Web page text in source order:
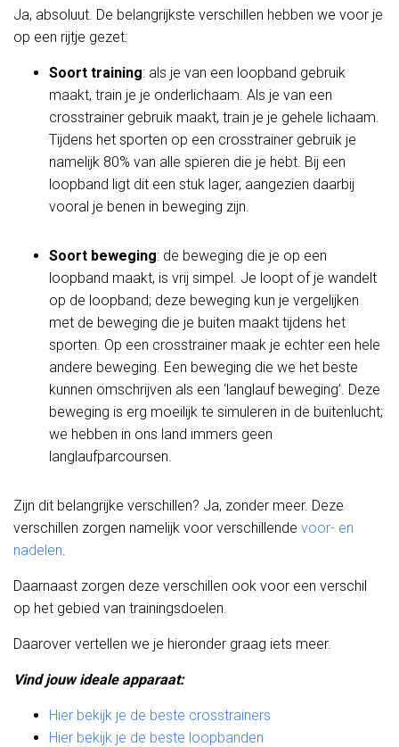
Ja, absoluut. De belangrijkste verschillen hebben we voor je
op een rijtje gezet:
Soort training: als je van een loopband gebruik
maakt, train je je onderlichaam. Als je van een
crosstrainer gebruik maakt, train je je gehele lichaam.
Tijdens het sporten op een crosstrainer gebruik je
namelijk 80% van alle spieren die je hebt. Bij een
loopband ligt dit een stuk lager, aangezien daarbij
vooral je benen in beweging zijn.
Soort beweging: de beweging die je op een
loopband maakt, is vrij simpel. Je loopt of je wandelt
op de loopband; deze beweging kun je vergelijken
met de beweging die je buiten maakt tijdens het
sporten. Op een crosstrainer maak je echter een hele
andere beweging. Een beweging die we het beste
kunnen omschrijven als een ‘langlauf beweging’. Deze
beweging is erg moeilijk te simuleren in de buitenlucht;
we hebben in ons land immers geen
langlaufparcoursen.
Zijn dit belangrijke verschillen? Ja, zonder meer. Deze
verschillen zorgen namelijk voor verschillende voor- en
nadelen.
Daarnaast zorgen deze verschillen ook voor een verschil
op het gebied van trainingsdoelen.
Daarover vertellen we je hieronder graag iets meer.
Vind jouw ideale apparaat:
Hier bekijk je de beste crosstrainers
Hier bekijk je de beste loopbanden